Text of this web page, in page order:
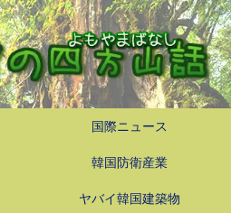
国際ニュース
韓国防衛産業
ヤバイ韓国建築物